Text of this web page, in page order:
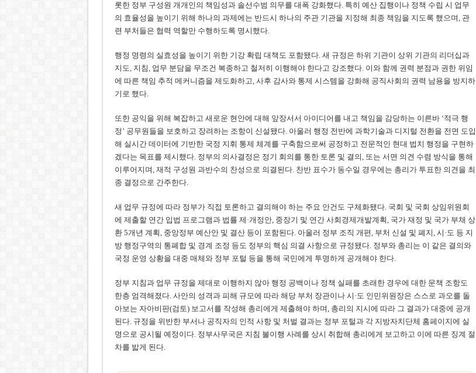
롯한 정부 구성원 개개인의 책임성과 솔선수범 의무를 대폭 강화했다. 특히 예산 집행이나 정책 수립 시 업무
의 효율성을 높이기 위해 하나의 과제에는 반드시 하나의 주관 기관을 지정해 최종 책임을 지도록 했으며, 관
련 부처들은 협력 역할만 수행하도록 명시했다.
행정 명령의 실효성을 높이기 위한 기강 확립 대책도 포함됐다. 새 규정은 하위 기관이 상위 기관의 리더십과
지도, 지침, 업무 분담을 무조건 복종하고 철저히 이행해야 한다고 강조했다. 이와 함께 권력 분점과 권한 위임
에 따른 책임 추적 메커니즘을 제도화하고, 사후 감사와 통제 시스템을 강화해 공직사회의 권력 남용을 방지하
기로 했다.
또한 공익을 위해 복잡하고 새로운 현안에 대해 앞장서서 아이디어를 내고 책임을 감당하는 이른바 ‘적극 행
정’ 공무원들을 보호하고 장려하는 조항이 신설됐다. 아울러 행정 전반에 과학기술과 디지털 전환을 전면 도입
해 실시간 데이터에 기반한 국정 지휘 통제 체계를 구축함으로써 공정하고 전문적인 현대 법치 행정을 구현하
겠다는 목표를 제시했다. 정부의 의사결정은 정기 회의를 통한 토론 및 결의, 또는 서면 의견 수렴 방식을 통해
이루어지며, 재적 구성원 과반수의 찬성으로 의결된다. 찬반 표수가 동수일 경우에는 총리가 투표한 의견을 최
종 결정으로 간주한다.
새 업무 규정에 따라 정부가 직접 토론하고 결의해야 하는 주요 안건도 구체화됐다. 국회 및 국회 상임위원회
에 제출할 연간 입법 프로그램과 법률 제·개정안, 중장기 및 연간 사회경제개발계획, 국가 재정 및 국가 부채 상
환 5개년 계획, 중앙정부 예산안 및 결산 등이 포함된다. 아울러 정부 조직 개편, 부처 신설 및 폐지, 시·도 등 지
방 행정구역의 통폐합 및 경계 조정 등도 정부의 핵심 의결 사항으로 규정됐다. 정부와 총리는 이 같은 결의와
국정 운영 상황을 대중 매체와 정부 포털 등을 통해 국민에게 투명하게 공개해야 한다.
정부 지침과 업무 규정을 제대로 이행하지 않아 행정 공백이나 정책 실패를 초래한 경우에 대한 문책 조항도
한층 엄격해졌다. 사안의 성격과 피해 규모에 따라 해당 부처 장관이나 시·도 인민위원장은 스스로 과오를 돌
아보는 자아비판(검토) 보고서를 작성해 총리에게 제출해야 하며, 총리의 지시에 따라 그 결과가 대중에 공개
된다. 규정을 위반한 부서나 공직자의 인적 사항 및 처벌 결과는 정부 포털과 각 지방자치단체 홈페이지에 실
명으로 공시될 예정이다. 정부사무국은 지침 불이행 사례를 상시 취합해 총리에게 보고하고 이에 따른 징계 절
차를 밟게 된다.